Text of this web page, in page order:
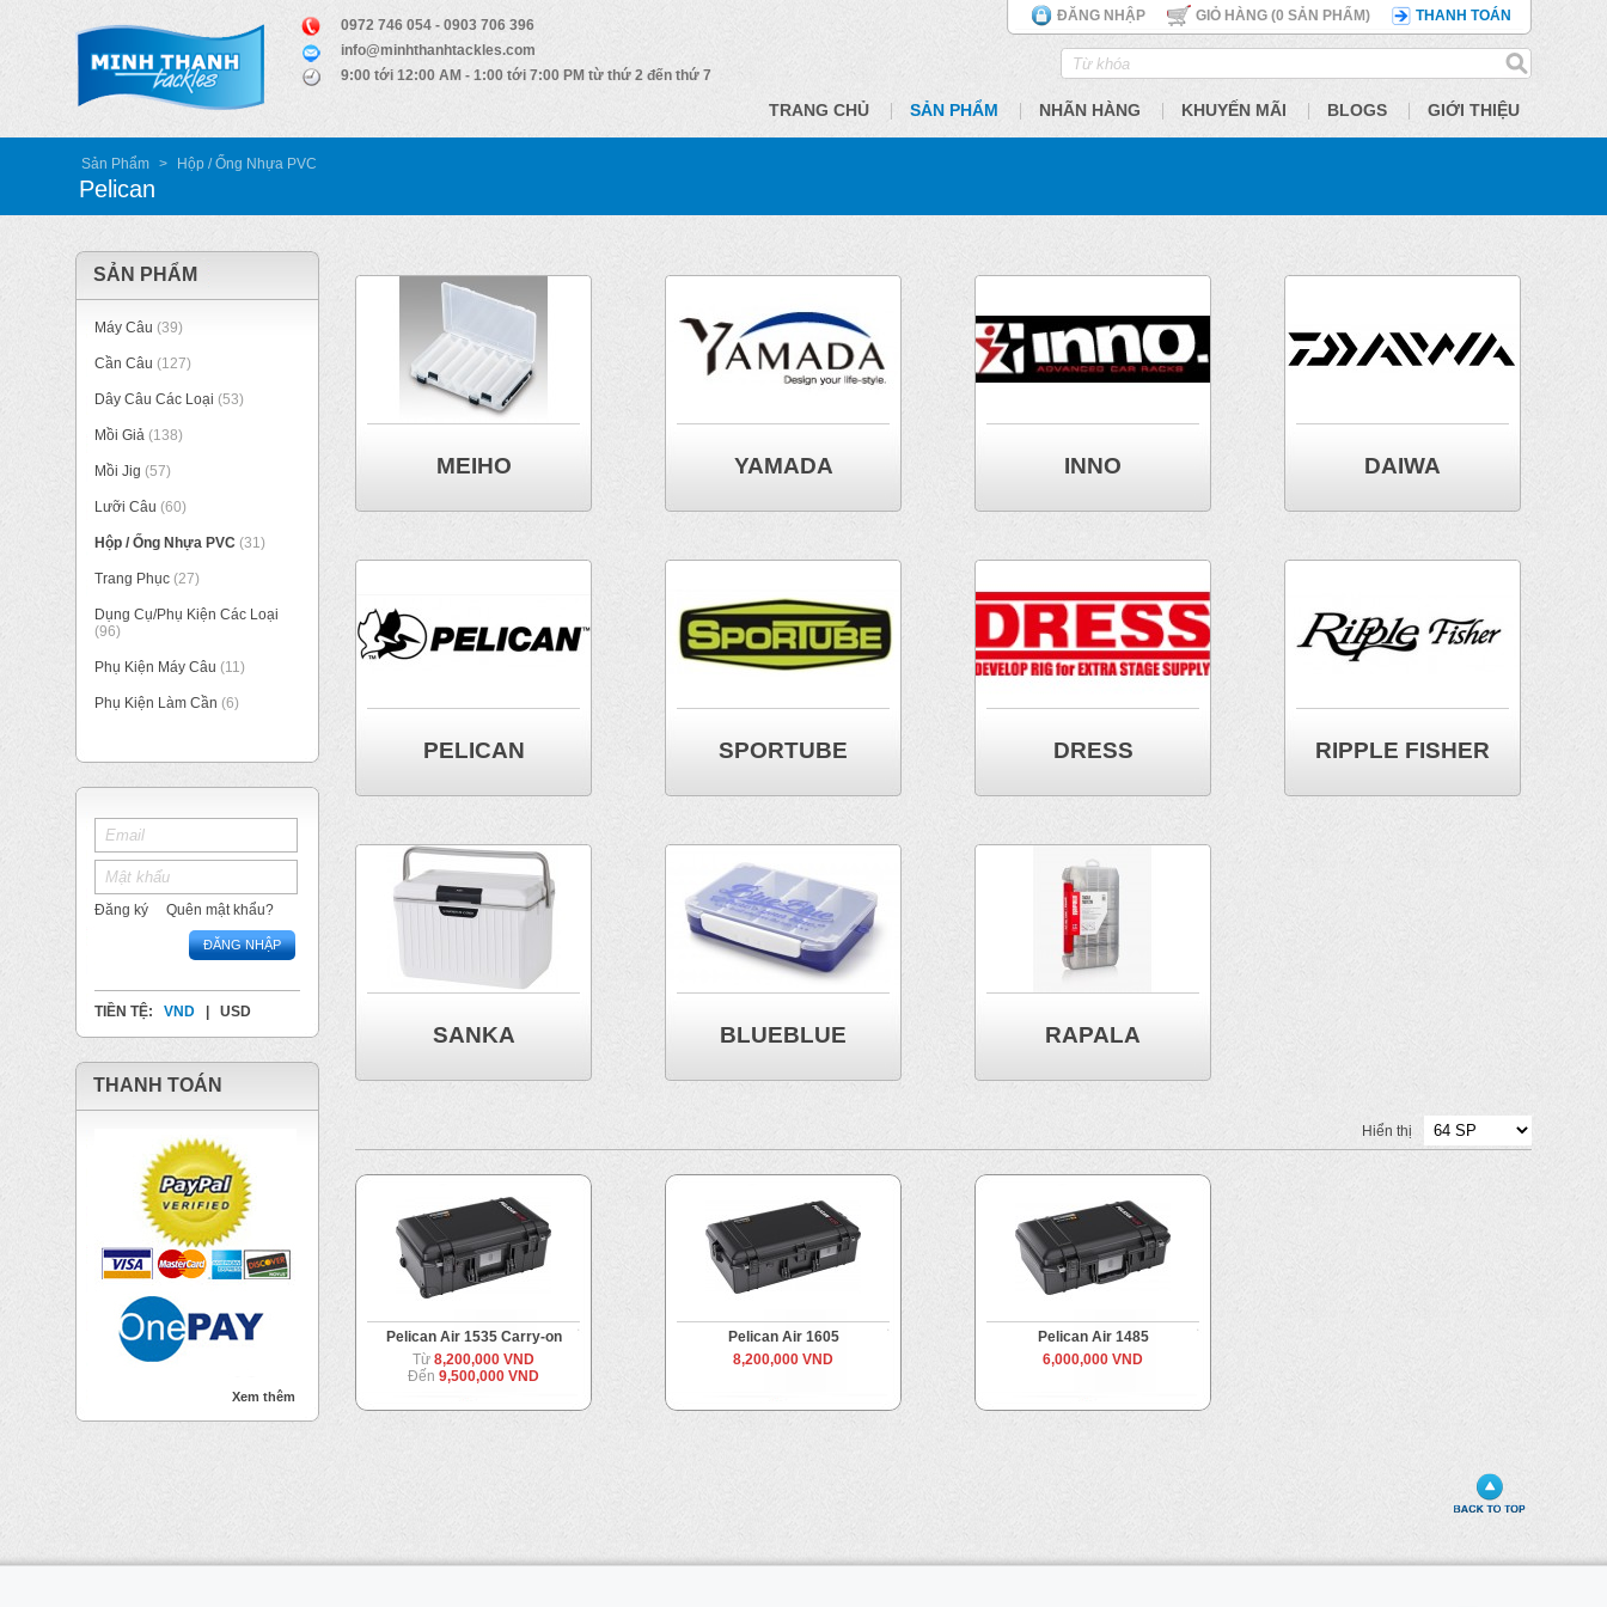
ĐĂNG NHẬP GIỎ HÀNG (0 SẢN PHẨM) THANH TOÁN
0972 746 054 - 0903 706 396
info@minhthanhtackles.com
9:00 tới 12:00 AM - 1:00 tới 7:00 PM từ thứ 2 đến thứ 7
TRANG CHỦ SẢN PHẨM NHÃN HÀNG KHUYẾN MÃI BLOGS GIỚI THIỆU
Sản Phẩm > Hộp / Ống Nhựa PVC
Pelican
SẢN PHẨM
Máy Câu (39)
Cần Câu (127)
Dây Câu Các Loại (53)
Mồi Giả (138)
Mồi Jig (57)
Lưỡi Câu (60)
Hộp / Ống Nhựa PVC (31)
Trang Phục (27)
Dụng Cụ/Phụ Kiện Các Loại
(96)
Phụ Kiện Máy Câu (11)
Phụ Kiện Làm Cần (6)
Đăng ký Quên mật khẩu?
ĐĂNG NHẬP
TIỀN TỆ: VND USD
THANH TOÁN
Xem thêm
MEIHO YAMADA INNO DAIWA
PELICAN SPORTUBE DRESS RIPPLE FISHER
SANKA BLUEBLUE RAPALA
Hiển thị
Pelican Air 1535 Carry-on
Từ 8,200,000 VND
Đến 9,500,000 VND
Pelican Air 1605
8,200,000 VND
Pelican Air 1485
6,000,000 VND